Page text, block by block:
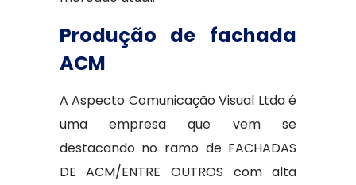
Produção de fachada
ACM
A Aspecto Comunicação Visual Ltda é
uma empresa que vem se
destacando no ramo de FACHADAS
DE ACM/ENTRE OUTROS com alta